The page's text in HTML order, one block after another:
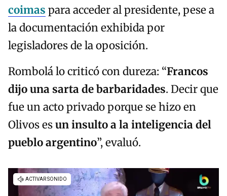
coimas para acceder al presidente, pese a
la documentación exhibida por
legisladores de la oposición.
Rombolá lo criticó con dureza: “Francos
dijo una sarta de barbaridades. Decir que
fue un acto privado porque se hizo en
Olivos esun insulto a la inteligencia del
pueblo argentino”, evaluó.